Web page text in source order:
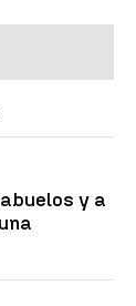
y a